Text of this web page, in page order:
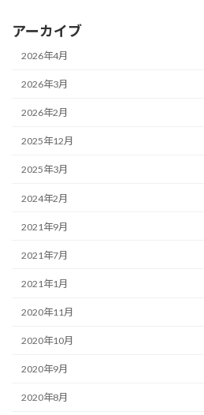
アーカイブ
2026年4月
2026年3月
2026年2月
2025年12月
2025年3月
2024年2月
2021年9月
2021年7月
2021年1月
2020年11月
2020年10月
2020年9月
2020年8月